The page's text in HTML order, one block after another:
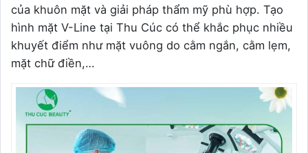
của khuôn mặt và giải pháp thẩm mỹ phù hợp. Tạo
hình mặt V-Line tại Thu Cúc có thể khắc phục nhiều
khuyết điểm như mặt vuông do cằm ngắn, cằm lẹm,
mặt chữ điền,…